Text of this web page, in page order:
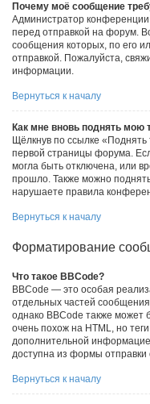
Почему моё сообщение
Администратор
перед отправкой на форум.
сообщения которых, по его
отправкой. Пожалуйста,
информации.
Вернуться к началу
Как мне вновь поднять мою
Щёлкнув по ссылке
первой страницы форума.
могла быть отключена, или
прошло. Также можно
нарушаете правила
Вернуться к началу
Форматирование
Что такое BBCode?
BBCode — это особая
отдельных частей
однако BBCode также может
очень похож на HTML, но
дополнительной
доступна из формы
Вернуться к началу